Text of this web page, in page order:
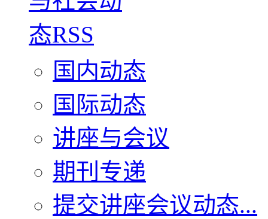
国内动态
国际动态
讲座与会议
期刊专递
提交讲座会议动态...